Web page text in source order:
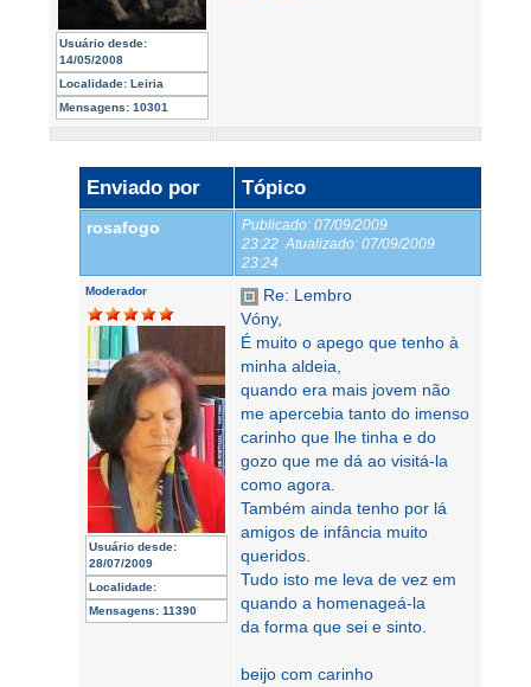
Usuário desde:
14/05/2008
Localidade: Leiria
Mensagens: 10301
Enviado por Tópico
rosafogo Publicado: 07/09/2009
23:22 Atualizado: 07/09/2009
23:24
Moderador
Usuário desde:
28/07/2009
Localidade:
Mensagens: 11390
Re: Lembro
Vóny,
É muito o apego que tenho à
minha aldeia,
quando era mais jovem não
me apercebia tanto do imenso
carinho que lhe tinha e do
gozo que me dá ao visitá-la
como agora.
Também ainda tenho por lá
amigos de infância muito
queridos.
Tudo isto me leva de vez em
quando a homenageá-la
da forma que sei e sinto.
beijo com carinho